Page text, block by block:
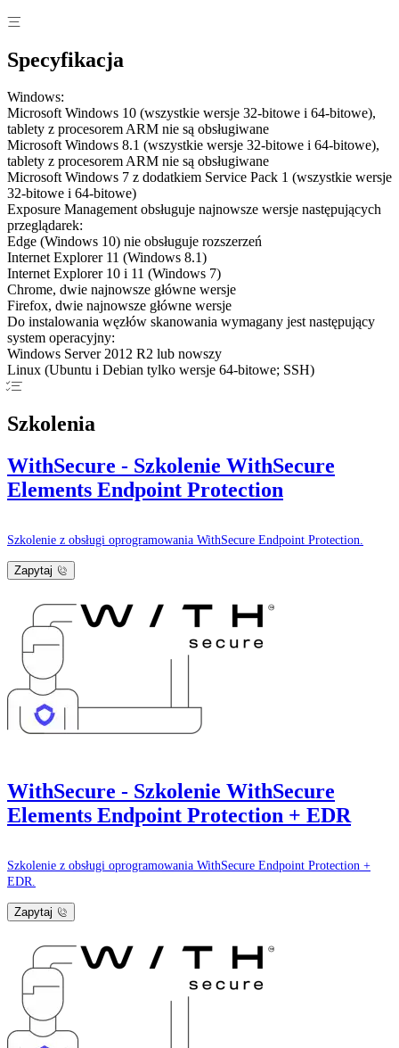
Specyfikacja
Windows:
Microsoft Windows 10 (wszystkie wersje 32-bitowe i 64-bitowe),
tablety z procesorem ARM nie są obsługiwane
Microsoft Windows 8.1 (wszystkie wersje 32-bitowe i 64-bitowe),
tablety z procesorem ARM nie są obsługiwane
Microsoft Windows 7 z dodatkiem Service Pack 1 (wszystkie wersje
32-bitowe i 64-bitowe)
Exposure Management obsługuje najnowsze wersje następujących
przeglądarek:
Edge (Windows 10) nie obsługuje rozszerzeń
Internet Explorer 11 (Windows 8.1)
Internet Explorer 10 i 11 (Windows 7)
Chrome, dwie najnowsze główne wersje
Firefox, dwie najnowsze główne wersje
Do instalowania węzłów skanowania wymagany jest następujący
system operacyjny:
Windows Server 2012 R2 lub nowszy
Linux (Ubuntu i Debian tylko wersje 64-bitowe; SSH)
Szkolenia
WithSecure - Szkolenie WithSecure
Elements Endpoint Protection
Szkolenie z obsługi oprogramowania WithSecure Endpoint Protection.
Zapytaj
WithSecure - Szkolenie WithSecure
Elements Endpoint Protection + EDR
Szkolenie z obsługi oprogramowania WithSecure Endpoint Protection +
EDR.
Zapytaj